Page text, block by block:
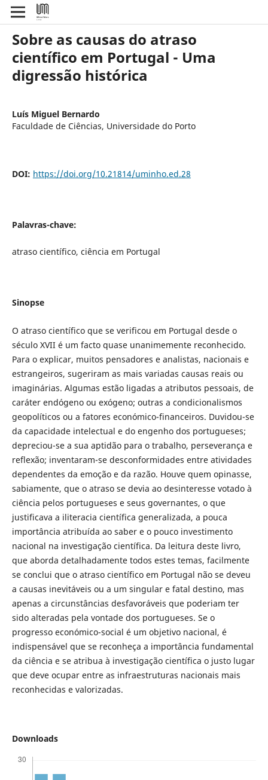
Sobre as causas do atraso
científico em Portugal - Uma
digressão histórica
Luís Miguel Bernardo
Faculdade de Ciências, Universidade do Porto
DOI: https://doi.org/10.21814/uminho.ed.28
Palavras-chave:
atraso científico, ciência em Portugal
Sinopse
O atraso científico que se verificou em Portugal desde o
século XVII é um facto quase unanimemente reconhecido.
Para o explicar, muitos pensadores e analistas, nacionais e
estrangeiros, sugeriram as mais variadas causas reais ou
imaginárias. Algumas estão ligadas a atributos pessoais, de
caráter endógeno ou exógeno; outras a condicionalismos
geopolíticos ou a fatores económico-financeiros. Duvidou-se
da capacidade intelectual e do engenho dos portugueses;
depreciou-se a sua aptidão para o trabalho, perseverança e
reflexão; inventaram-se desconformidades entre atividades
dependentes da emoção e da razão. Houve quem opinasse,
sabiamente, que o atraso se devia ao desinteresse votado à
ciência pelos portugueses e seus governantes, o que
justificava a iliteracia científica generalizada, a pouca
importância atribuída ao saber e o pouco investimento
nacional na investigação científica. Da leitura deste livro,
que aborda detalhadamente todos estes temas, facilmente
se conclui que o atraso científico em Portugal não se deveu
a causas inevitáveis ou a um singular e fatal destino, mas
apenas a circunstâncias desfavoráveis que poderiam ter
sido alteradas pela vontade dos portugueses. Se o
progresso económico-social é um objetivo nacional, é
indispensável que se reconheça a importância fundamental
da ciência e se atribua à investigação científica o justo lugar
que deve ocupar entre as infraestruturas nacionais mais
reconhecidas e valorizadas.
Downloads